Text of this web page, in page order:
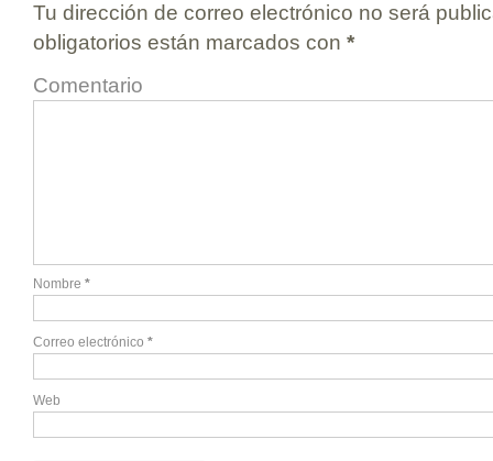
Tu dirección de correo electrónico no será
obligatorios están marcados con *
Comentario
Nombre *
Correo electrónico *
Web